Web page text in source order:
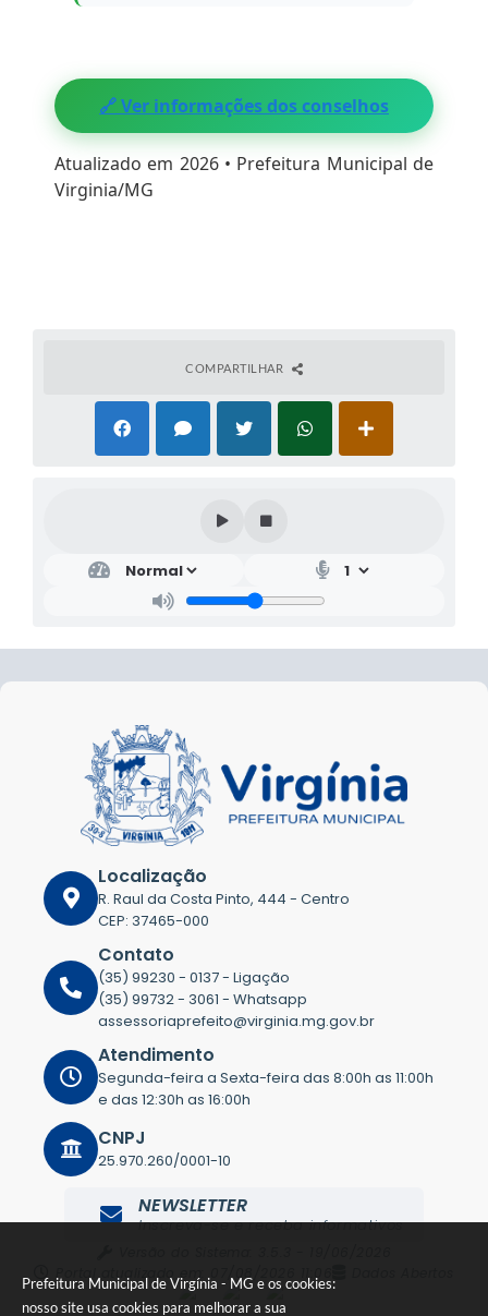
Prefeitura Municipal de Virgínia - MG e os cookies:
nosso site usa cookies para melhorar a sua
🔗 Ver informações dos conselhos
Atualizado em 2026 • Prefeitura Municipal de
Virginia/MG
COMPARTILHAR
Localização
R. Raul da Costa Pinto, 444 - Centro
CEP: 37465-000
Contato
(35) 99230 - 0137 - Ligação
(35) 99732 - 3061 - Whatsapp
assessoriaprefeito@virginia.mg.gov.br
Atendimento
Segunda-feira a Sexta-feira das 8:00h as 11:00h
e das 12:30h as 16:00h
CNPJ
25.970.260/0001-10
NEWSLETTER
Inscreva-se e receba informativos